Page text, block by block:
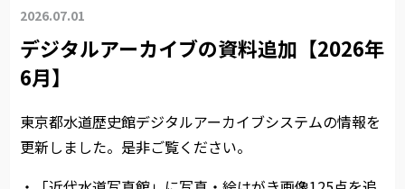
2026.07.01
デジタルアーカイブの資料追加【2026年
6月】
東京都水道歴史館デジタルアーカイブシステムの情報を
更新しました。是非ご覧ください。